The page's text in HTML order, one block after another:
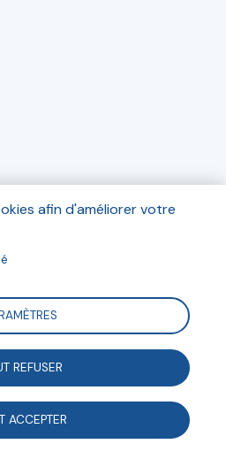
afin d'améliorer votre
REFUSER
ACCEPTER